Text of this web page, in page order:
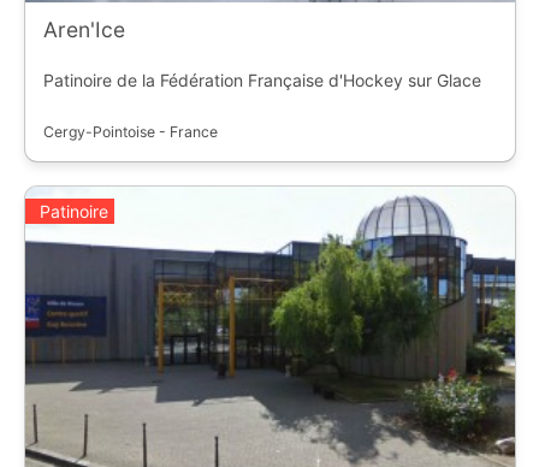
Aren'Ice
Patinoire de la Fédération Française d'Hockey sur Glace
Cergy-Pointoise - France
Patinoire